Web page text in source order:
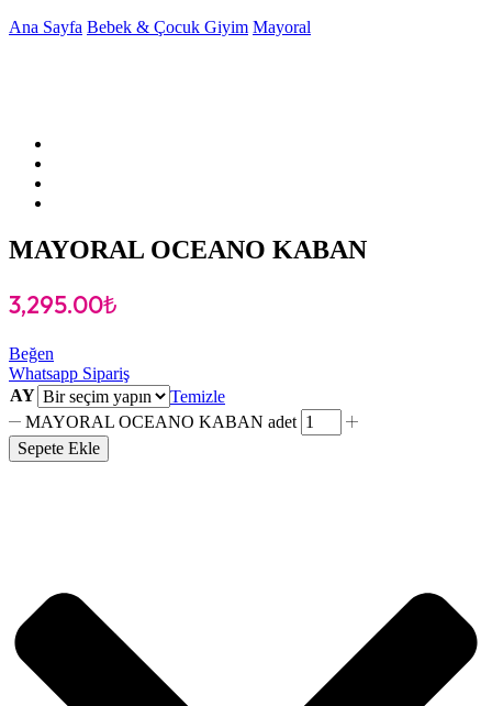
Ana Sayfa Bebek & Çocuk Giyim Mayoral
MAYORAL OCEANO KABAN
3,295.00₺
Beğen
Whatsapp Sipariş
AY
Temizle
MAYORAL OCEANO KABAN adet
Sepete Ekle